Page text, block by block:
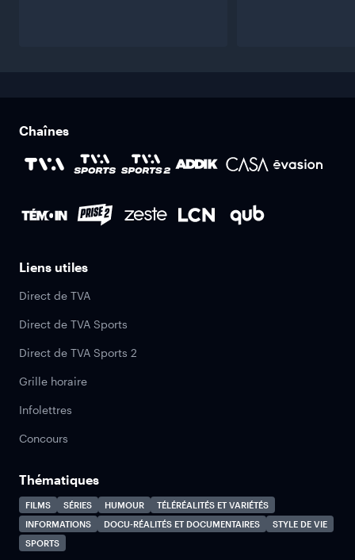
Chaînes
Liens utiles
Direct de TVA
Direct de TVA Sports
Direct de TVA Sports 2
Grille horaire
Infolettres
Concours
Thématiques
FILMS SÉRIES HUMOUR
TÉLÉRÉALITÉS ET VARIÉTÉS
INFORMATIONS
DOCU-RÉALITÉS ET DOCUMENTAIRES
STYLE DE VIE
SPORTS